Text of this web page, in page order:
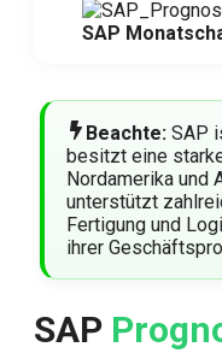
SAP
Beachte: SAP
besitzt eine
Nordamerika und
unterstützt
Fertigung und
ihrer
SAP